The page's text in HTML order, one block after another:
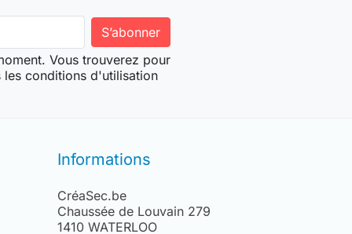
Vous trouverez pour
conditions d'utilisation
Informations
CréaSec.be
Chaussée de Louvain 279
1410 WATERLOO